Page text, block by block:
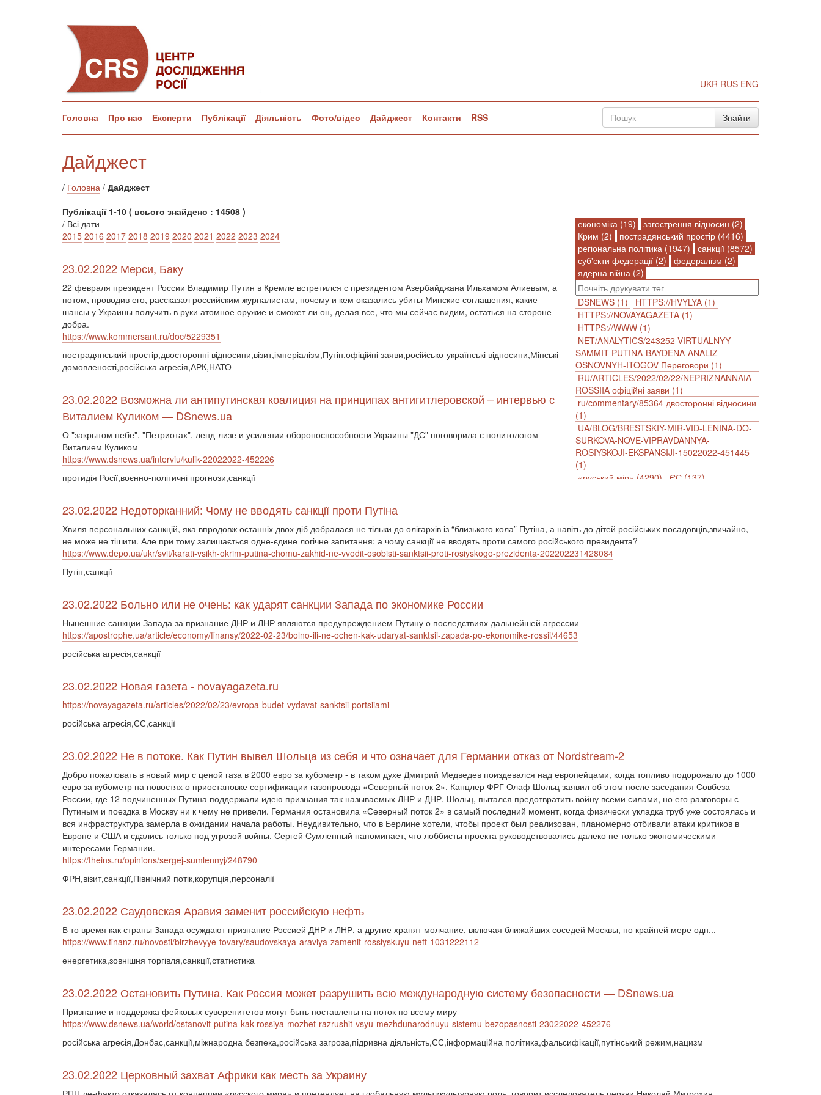
UKR RUS ENG
Головна Про нас Експерти Публікації Діяльність Фото/відео Дайджест Контакти RSS
Дайджест
/ Головна / Дайджест
Публікації 1-10 ( всього знайдено : 14508 )
економіка (19)
загострення відносин (2)
Крим (2)
пострадянський простір (4416)
регіональна політика (1947)
санкції (8572)
суб'єкти федерації (2)
федералізм (2)
ядерна війна (2)
DSNEWS (1)
HTTPS://HVYLYA (1)
HTTPS://NOVAYAGAZETA (1)
HTTPS://WWW (1)
NET/ANALYTICS/243252-VIRTUALNYY-
SAMMIT-PUTINA-BAYDENA-ANALIZ-
OSNOVNYH-ITOGOV Переговори (1)
RU/ARTICLES/2022/02/22/NEPRIZNANNAIA-
ROSSIIA офіційні заяви (1)
ru/commentary/85364 двосторонні відносини
(1)
UA/BLOG/BRESTSKIY-MIR-VID-LENINA-DO-
SURKOVA-NOVE-VIPRAVDANNYA-
ROSIYSKOJI-EKSPANSIJI-15022022-451445
(1)
«руський мір» (4290)
ЄС (137)
інцидент (1246) іслам (510) історія (4811)
агресія (2) антиамериканізм (1188)
антисемітизм (1)
вибори (5377)
внутрішньополітичні прогнози (6)
громадська думка (1837)
громадська думка Путін (1)
громадянське права людини (1)
громадянське суспільство (1751)
гуманітарна політика (2042) діяльність (10)
діяльність парламенту (1330)
діяльність уряду (1292) двосторонні (1)
демократія (2000) День Перемоги (269)
економічні прогноз (1)
економічна політика (7372)
економічна стратегія (1793)
/ Всі дати
2015 2016 2017 2018 2019 2020 2021 2022 2023 2024
23.02.2022 Мерси, Баку
22 февраля президент России Владимир Путин в Кремле встретился с президентом Азербайджана Ильхамом Алиевым, а
потом, проводив его, рассказал российским журналистам, почему и кем оказались убиты Минские соглашения, какие
шансы у Украины получить в руки атомное оружие и сможет ли он, делая все, что мы сейчас видим, остаться на стороне
добра.
https://www.kommersant.ru/doc/5229351
пострадянський простір,двосторонні відносини,візит,імперіалізм,Путін,офіційні заяви,російсько-українські відносини,Мінські
домовленості,російська агресія,АРК,НАТО
23.02.2022 Возможна ли антипутинская коалиция на принципах антигитлеровской – интервью с
Виталием Куликом — DSnews.ua
О "закрытом небе", "Петриотах", ленд-лизе и усилении обороноспособности Украины "ДС" поговорила с политологом
Виталием Куликом
https://www.dsnews.ua/interviu/kulik-22022022-452226
протидія Росії,воєнно-політичні прогнози,санкції
23.02.2022 Недоторканний: Чому не вводять санкції проти Путіна
Хвиля персональних санкцій, яка впродовж останніх двох діб добралася не тільки до олігархів із “близького кола” Путіна, а навіть до дітей російських посадовців,звичайно,
не може не тішити. Але при тому залишається одне-єдине логічне запитання: а чому санкції не вводять проти самого російського президента?
https://www.depo.ua/ukr/svit/karati-vsikh-okrim-putina-chomu-zakhid-ne-vvodit-osobisti-sanktsii-proti-rosiyskogo-prezidenta-202202231428084
Путін,санкції
23.02.2022 Больно или не очень: как ударят санкции Запада по экономике России
Нынешние санкции Запада за признание ДНР и ЛНР являются предупреждением Путину о последствиях дальнейшей агрессии
https://apostrophe.ua/article/economy/finansy/2022-02-23/bolno-ili-ne-ochen-kak-udaryat-sanktsii-zapada-po-ekonomike-rossii/44653
російська агресія,санкції
23.02.2022 Новая газета - novayagazeta.ru
https://novayagazeta.ru/articles/2022/02/23/evropa-budet-vydavat-sanktsii-portsiiami
російська агресія,ЄС,санкції
23.02.2022 Не в потоке. Как Путин вывел Шольца из себя и что означает для Германии отказ от Nordstream-2
Добро пожаловать в новый мир с ценой газа в 2000 евро за кубометр - в таком духе Дмитрий Медведев поиздевался над европейцами, когда топливо подорожало до 1000
евро за кубометр на новостях о приостановке сертификации газопровода «Северный поток 2». Канцлер ФРГ Олаф Шольц заявил об этом после заседания Совбеза
России, где 12 подчиненных Путина поддержали идею признания так называемых ЛНР и ДНР. Шольц, пытался предотвратить войну всеми силами, но его разговоры с
Путиным и поездка в Москву ни к чему не привели. Германия остановила «Северный поток 2» в самый последний момент, когда физически укладка труб уже состоялась и
вся инфраструктура замерла в ожидании начала работы. Неудивительно, что в Берлине хотели, чтобы проект был реализован, планомерно отбивали атаки критиков в
Европе и США и сдались только под угрозой войны. Сергей Сумленный напоминает, что лоббисты проекта руководствовались далеко не только экономическими
интересами Германии.
https://theins.ru/opinions/sergej-sumlennyj/248790
ФРН,візит,санкції,Північний потік,корупція,персоналії
23.02.2022 Саудовская Аравия заменит российскую нефть
В то время как страны Запада осуждают признание Россией ДНР и ЛНР, а другие хранят молчание, включая ближайших соседей Москвы, по крайней мере одн...
https://www.finanz.ru/novosti/birzhevyye-tovary/saudovskaya-araviya-zamenit-rossiyskuyu-neft-1031222112
енергетика,зовнішня торгівля,санкції,статистика
23.02.2022 Остановить Путина. Как Россия может разрушить всю международную систему безопасности — DSnews.ua
Признание и поддержка фейковых суверенитетов могут быть поставлены на поток по всему миру
https://www.dsnews.ua/world/ostanovit-putina-kak-rossiya-mozhet-razrushit-vsyu-mezhdunarodnuyu-sistemu-bezopasnosti-23022022-452276
російська агресія,Донбас,санкції,міжнародна безпека,російська загроза,підривна діяльність,ЄС,інформаційна політика,фальсифікації,путінський режим,нацизм
23.02.2022 Церковный захват Африки как месть за Украину